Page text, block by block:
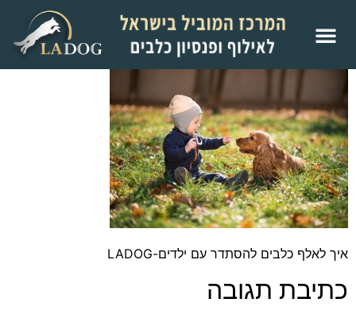
איך לאלף כלבים להסתדר עם ילדים-LADOG
כתיבת תגובה